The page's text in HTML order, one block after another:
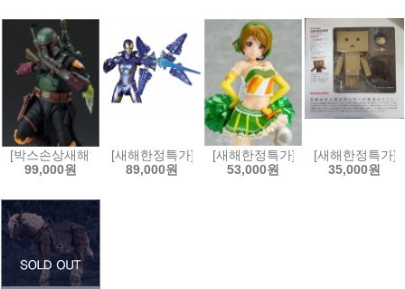
[박스손상새해한정특가]S.H.Figuarts 스타워즈:북 오브 보바펫 - 보바
99,000원
[새해한정특가]MAFEX 마펙스 No.184 어벤져스:
89,000원
[새해한정특가]figFIX 피그픽스
53,000원
[새해한정특가]
35,000원